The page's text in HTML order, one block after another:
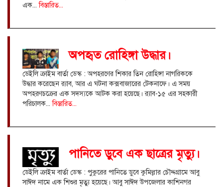
এক...বিস্তারিত...
অপহৃত রোহিঙ্গা উদ্ধার।
ডেইলি ক্রাইম বার্তা ডেস্ক : অপহরণের শিকার তিন রোহিঙ্গা নাগরিককে
উদ্ধার করেছেন র‌্যাব, আর এ ঘটনা কক্সবাজারের টেকনাফে। এ সময়
অপহরণচক্রের এক সদস্যকে আটক করা হয়েছে। র‌্যাব-১৫ এর সহকারী
পরিচালক...বিস্তারিত...
পানিতে ডুবে এক ছাত্রের মৃত্যু।
ডেইলি ক্রাইম বার্তা ডেস্ক : পুকুরের পানিতে ডুবে কুমিল্লার চৌদ্দগ্রামে আবু
সাঈদ নামে এক শিশুর মৃত্যু হয়েছে। আবু সাঈদ উপজেলার কাশিনগর